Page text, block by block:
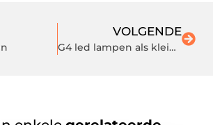
VOLGENDE
G4 led lampen als kleinste toepassingen